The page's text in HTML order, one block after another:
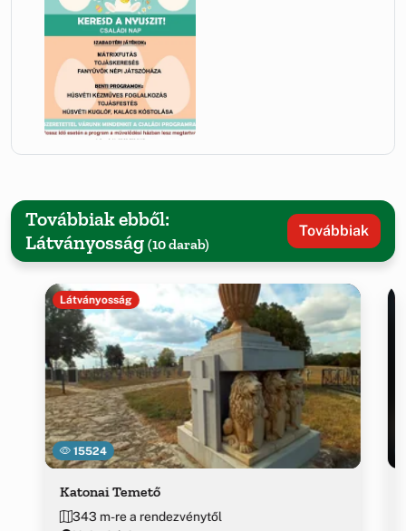
Továbbiak ebből:
Látványosság (10 darab)
Továbbiak
15524
Látványosság
Katonai Temető
343 m-re a rendezvénytől